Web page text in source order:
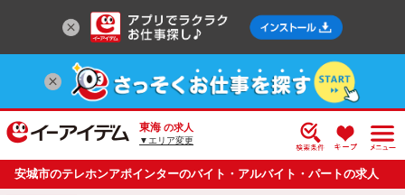
東海 の求人
▼エリア変更
安城市のテレホンアポインターのバイト・アルバイト・パートの求人
情報一覧